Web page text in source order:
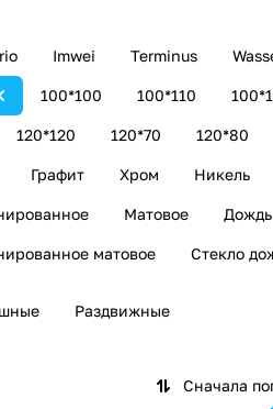
Imwei Terminus
100*100 100*110
120*120 120*70 120*80
Графит Хром Никель
Матовое Дождь
матовое Стекло
Раздвижные
Сначала